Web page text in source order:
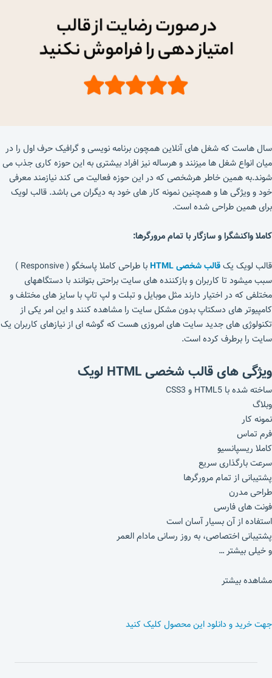
سال هاست که شغل های آنلاین همچون برنامه نویسی و گرافیک حرف اول را در
میان انواع شغل ها میزنند و هرساله نیز افراد بیشتری به این حوزه کاری جذب می
شوند.به همین خاطر هرشخصی که در این حوزه فعالیت می کند نیازمند معرفی
خود و ویژگی ها و همچنین نمونه کار های خود به دیگران می باشد. قالب لویک
برای همین طراحی شده است.
کاملا واکنشگرا و سازگار با تمام مرورگرها:
قالب لویک یکقالب شخصی HTML
با طراحی کاملا پاسخگو ( Responsive )
سبب میشود تا کاربران و بازکننده های سایت براحتی بتوانند با دستگاههای
مختلفی که در اختیار دارند مثل موبایل و تبلت و لپ تاپ با سایز های مختلف و
کامپیوتر های دسکتاپ بدون مشکل سایت را مشاهده کنند و این امر یکی از
تکنولوژی های جدید سایت های امروزی هست که گوشه ای از نیازهای کاربران یک
سایت را برطرف کرده است.
ویژگی های قالب شخصی HTML لویک
ساخته شده با HTML5 و CSS3
وبلاگ
نمونه کار
فرم تماس
کاملا ریسپانسیو
سرعت بارگذاری سریع
پشتیبانی از تمام مرورگرها
طراحی مدرن
فونت های فارسی
استفاده از آن بسیار آسان است
پشتیبانی اختصاصی، به روز رسانی مادام العمر
و خیلی بیشتر …
مشاهده بیشتر
جهت خرید و دانلود این محصول کلیک کنید